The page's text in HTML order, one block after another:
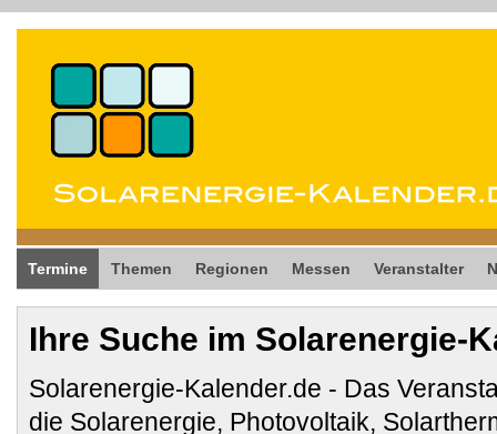
Termine Themen Regionen Messen Veranstalter
Ihre Suche im Solarenergie-
Solarenergie-Kalender.de - Das
die Solarenergie, Photovoltaik,